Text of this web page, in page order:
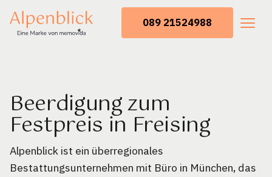
089 21524988
Beerdigung zum
Festpreis in Freising
Alpenblick ist ein überregionales
Bestattungsunternehmen mit Büro in München, das